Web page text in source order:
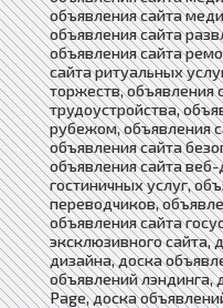
объявления сайта
объявления сайта
объявления сайта
сайта ритуальных
торжеств, объявления
трудоустройства,
рубежом, объявления
объявления сайта
объявления сайта
гостиничных услуг,
переводчиков,
объявления сайта
эксклюзивного сайта,
дизайна, доска
объявлений лэндинга,
Page, доска